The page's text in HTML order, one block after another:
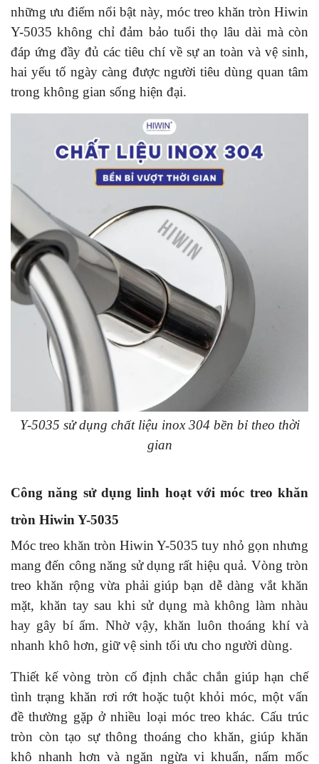
những ưu điểm nổi bật này, móc treo khăn tròn Hiwin
Y-5035 không chỉ đảm bảo tuổi thọ lâu dài mà còn
đáp ứng đầy đủ các tiêu chí về sự an toàn và vệ sinh,
hai yếu tố ngày càng được người tiêu dùng quan tâm
trong không gian sống hiện đại.
Y-5035 sử dụng chất liệu inox 304 bền bỉ theo thời
gian
Công năng sử dụng linh hoạt với móc treo khăn
tròn Hiwin Y-5035
Móc treo khăn tròn Hiwin Y-5035 tuy nhỏ gọn nhưng
mang đến công năng sử dụng rất hiệu quả. Vòng tròn
treo khăn rộng vừa phải giúp bạn dễ dàng vắt khăn
mặt, khăn tay sau khi sử dụng mà không làm nhàu
hay gây bí ẩm. Nhờ vậy, khăn luôn thoáng khí và
nhanh khô hơn, giữ vệ sinh tối ưu cho người dùng.
Thiết kế vòng tròn cố định chắc chắn giúp hạn chế
tình trạng khăn rơi rớt hoặc tuột khỏi móc, một vấn
đề thường gặp ở nhiều loại móc treo khác. Cấu trúc
tròn còn tạo sự thông thoáng cho khăn, giúp khăn
khô nhanh hơn và ngăn ngừa vi khuẩn, nấm mốc